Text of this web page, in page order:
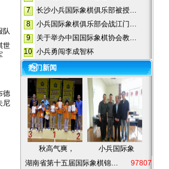
队
世
德
尼
7
长沙小兵国际象棋俱乐部被授…
8
小兵国际象棋俱乐部会战江门…
9
关于举办中国国际象棋协会教…
10 小兵勇闯李成智杯
热门新闻
秋高气爽，
小兵国际象
湖南省第十五届国际象棋锦…
97807